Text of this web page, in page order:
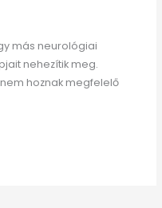
más neurológiai
nehezítik meg.
hoznak megfelelő